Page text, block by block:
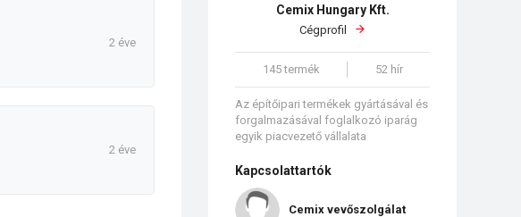
Cemix Hungary Kft.
Cégprofil
145 termék 52 hír
Az építőipari termékek gyártásával és
forgalmazásával foglalkozó iparág
egyik piacvezető vállalata
Kapcsolattartók
Cemix vevőszolgálat
2 éve
2 éve